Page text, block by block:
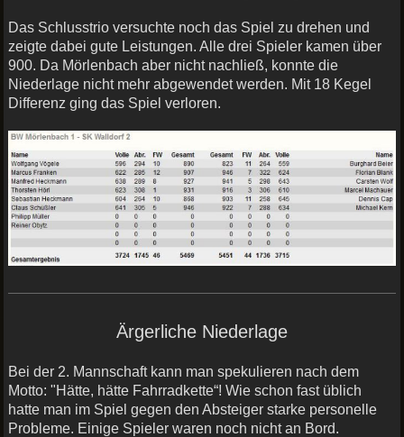
Das Schlusstrio versuchte noch das Spiel zu drehen und
zeigte dabei gute Leistungen. Alle drei Spieler kamen über
900. Da Mörlenbach aber nicht nachließ, konnte die
Niederlage nicht mehr abgewendet werden. Mit 18 Kegel
Differenz ging das Spiel verloren.
Ärgerliche Niederlage
Bei der 2. Mannschaft kann man spekulieren nach dem
Motto: "Hätte, hätte Fahrradkette“! Wie schon fast üblich
hatte man im Spiel gegen den Absteiger starke personelle
Probleme. Einige Spieler waren noch nicht an Bord.